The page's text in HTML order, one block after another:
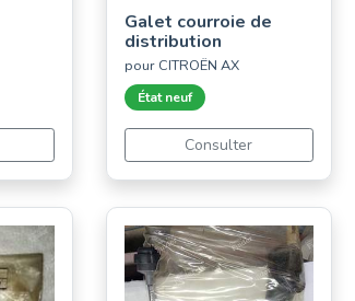
Galet courroie de
distribution
pour CITROËN AX
État neuf
Consulter